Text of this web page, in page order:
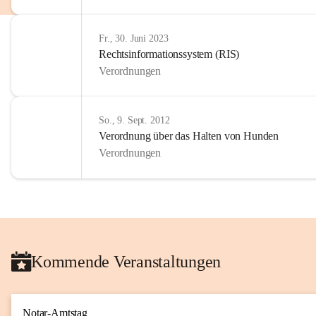
Fr., 30. Juni 2023
Rechtsinformationssystem (RIS)
Verordnungen
So., 9. Sept. 2012
Verordnung über das Halten von Hunden
Verordnungen
Kommende Veranstaltungen
Notar-Amtstag